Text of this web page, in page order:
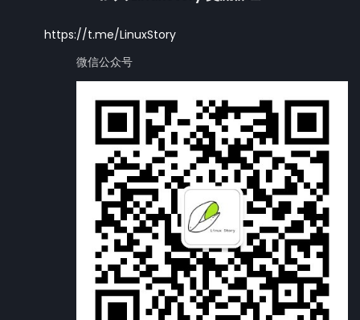
https://t.me/LinuxStory
微信公众号